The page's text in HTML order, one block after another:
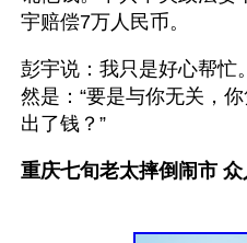
宇赔偿7万人民币。
彭宇说：我只是好心帮忙
然是：“要是与你无关，
出了钱？”
重庆七旬老太摔倒闹市